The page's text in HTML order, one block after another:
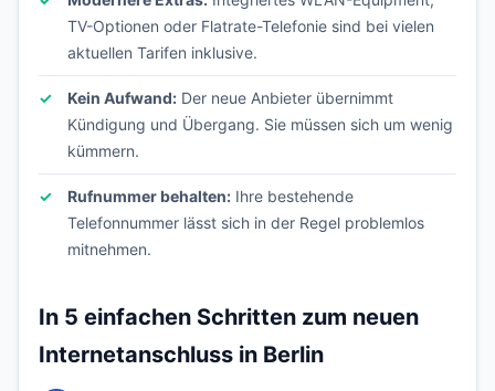
TV-Optionen oder Flatrate-Telefonie sind bei vielen
aktuellen Tarifen inklusive.
Kein Aufwand: Der neue Anbieter übernimmt
Kündigung und Übergang. Sie müssen sich um wenig
kümmern.
Rufnummer behalten: Ihre bestehende
Telefonnummer lässt sich in der Regel problemlos
mitnehmen.
In 5 einfachen Schritten zum neuen
Internetanschluss in Berlin